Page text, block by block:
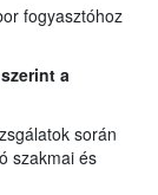
fogyasztóhoz
a
során
szakmai és